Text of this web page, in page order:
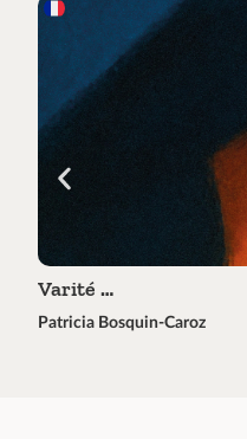
Varité …
Patricia Bosquin-Caroz